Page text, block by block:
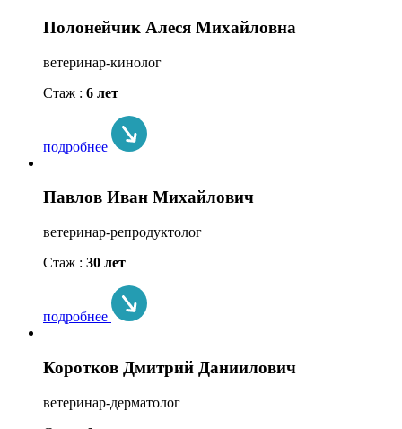
Полонейчик Алеся Михайловна
ветеринар-кинолог
Стаж : 6 лет
подробнее
Павлов Иван Михайлович
ветеринар-репродуктолог
Стаж : 30 лет
подробнее
Коротков Дмитрий Даниилович
ветеринар-дерматолог